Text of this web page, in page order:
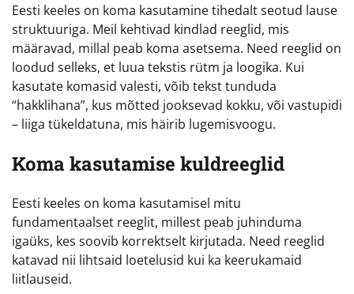
Eesti keeles on koma kasutamine tihedalt seotud lause
struktuuriga. Meil kehtivad kindlad reeglid, mis
määravad, millal peab koma asetsema. Need reeglid on
loodud selleks, et luua tekstis rütm ja loogika. Kui
kasutate komasid valesti, võib tekst tunduda
“hakklihana”, kus mõtted jooksevad kokku, või vastupidi
– liiga tükeldatuna, mis häirib lugemisvoogu.
Koma kasutamise kuldreeglid
Eesti keeles on koma kasutamisel mitu
fundamentaalset reeglit, millest peab juhinduma
igaüks, kes soovib korrektselt kirjutada. Need reeglid
katavad nii lihtsaid loetelusid kui ka keerukamaid
liitlauseid.